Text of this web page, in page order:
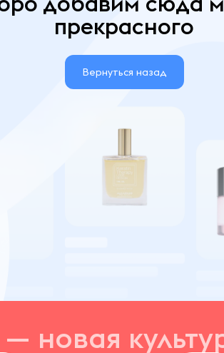
прекрасного
Вернуться назад
— новая